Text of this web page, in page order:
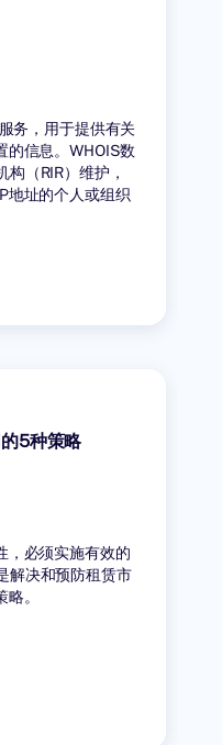
务，用于提供有关
的信息。WHOIS数
（RIR）维护，
地址的个人或组织
5种策略
，必须实施有效的
解决和预防租赁市
。